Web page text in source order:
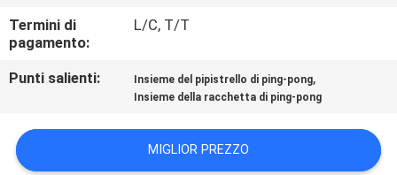
CHIEDI
UN
PREVENTIVO
MAPPA
DEL
Termini di
pagamento:
L/C, T/T
Punti salienti: Insieme del pipistrello di ping-pong,
Insieme della racchetta di ping-pong
MIGLIOR PREZZO